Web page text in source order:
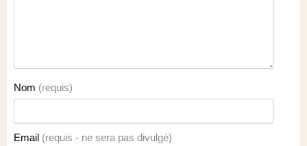
Nom (requis)
Email (requis - ne sera pas divulgé)